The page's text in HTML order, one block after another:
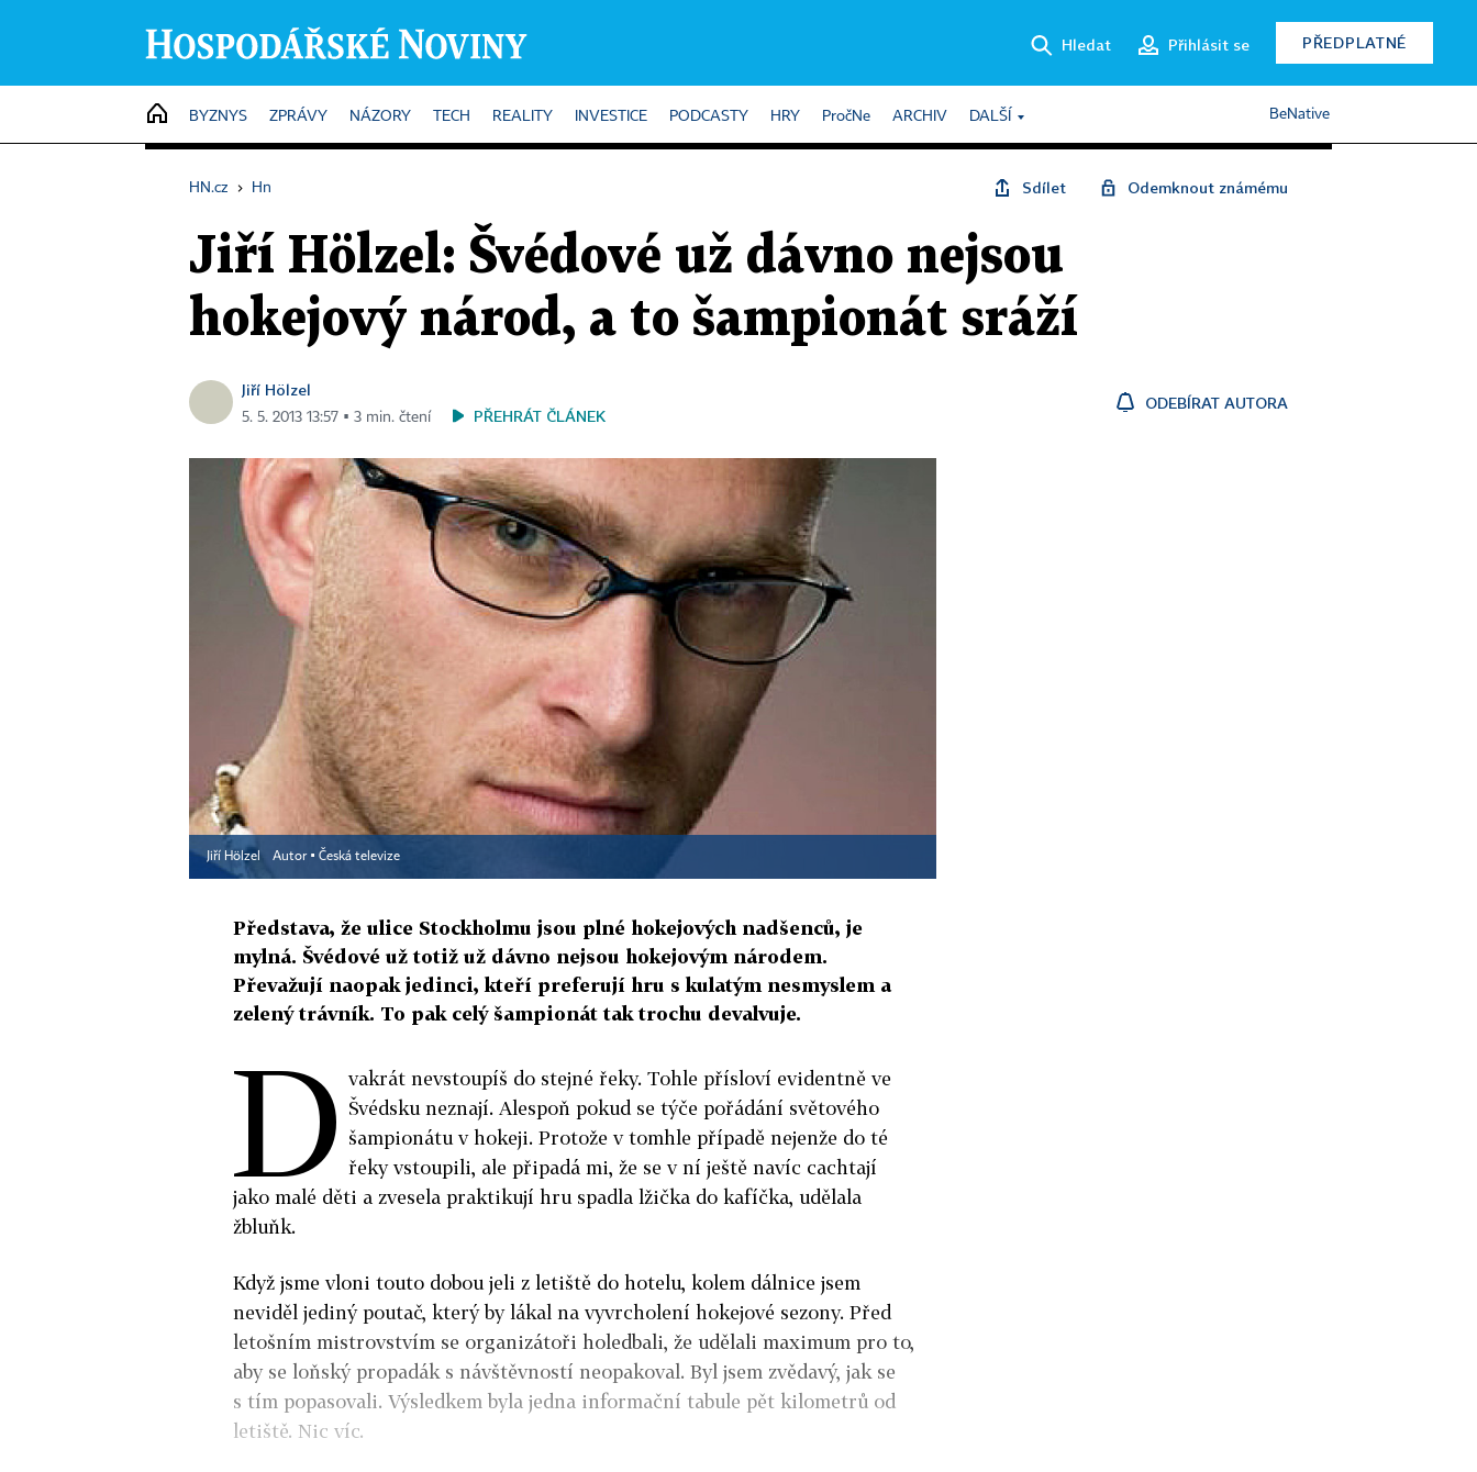
Hledat Přihlásit se PŘEDPLATNÉ
HOME
BYZNYS ZPRÁVY NÁZORY TECH REALITY INVESTICE PODCASTY HRY PročNe ARCHIV DALŠÍ BeNative
HN.cz › Hn Sdílet Odemknout známému
Jiří Hölzel: Švédové už dávno nejsou
hokejový národ, a to šampionát sráží
Jiří Hölzel
5. 5. 2013 13:57 ▪ 3 min. čtení PŘEHRÁT ČLÁNEK
ODEBÍRAT AUTORA
Jiří Hölzel Autor ▪ Česká televize
Představa, že ulice Stockholmu jsou plné hokejových nadšenců, je
mylná. Švédové už totiž už dávno nejsou hokejovým národem.
Převažují naopak jedinci, kteří preferují hru s kulatým nesmyslem a
zelený trávník. To pak celý šampionát tak trochu devalvuje.
D vakrát nevstoupíš do stejné řeky. Tohle přísloví evidentně ve
Švédsku neznají. Alespoň pokud se týče pořádání světového
šampionátu v hokeji. Protože v tomhle případě nejenže do té
řeky vstoupili, ale připadá mi, že se v ní ještě navíc cachtají
jako malé děti a zvesela praktikují hru spadla lžička do kafíčka, udělala
žbluňk.
Když jsme vloni touto dobou jeli z letiště do hotelu, kolem dálnice jsem
neviděl jediný poutač, který by lákal na vyvrcholení hokejové sezony. Před
letošním mistrovstvím se organizátoři holedbali, že udělali maximum pro to,
aby se loňský propadák s návštěvností neopakoval. Byl jsem zvědavý, jak se
s tím popasovali. Výsledkem byla jedna informační tabule pět kilometrů od
letiště. Nic víc.